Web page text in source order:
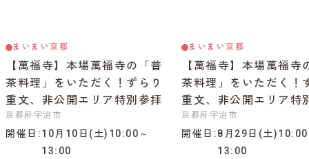
まいまい京都
【萬福寺】本場萬福寺の「普
茶料理」をいただく！ずらり
重文、非公開エリア特別参拝
京都府宇治市
開催日
10月10日(土)10:00～
13:00
まいまい京都
【萬福寺】本場萬福寺
茶料理」をいただく！
重文、非公開エリア特
京都府宇治市
開催日
8月29日(土
13:00